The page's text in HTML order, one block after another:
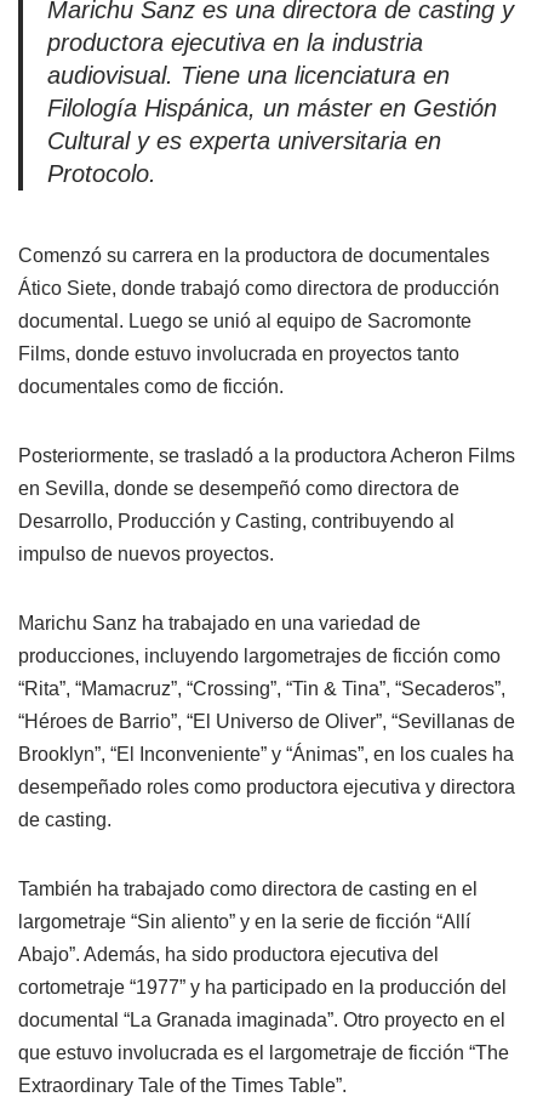
Marichu Sanz es una directora de casting y
productora ejecutiva en la industria
audiovisual. Tiene una licenciatura en
Filología Hispánica, un máster en Gestión
Cultural y es experta universitaria en
Protocolo.
Comenzó su carrera en la productora de documentales
Ático Siete, donde trabajó como directora de producción
documental. Luego se unió al equipo de Sacromonte
Films, donde estuvo involucrada en proyectos tanto
documentales como de ficción.
Posteriormente, se trasladó a la productora Acheron Films
en Sevilla, donde se desempeñó como directora de
Desarrollo, Producción y Casting, contribuyendo al
impulso de nuevos proyectos.
Marichu Sanz ha trabajado en una variedad de
producciones, incluyendo largometrajes de ficción como
“Rita”, “Mamacruz”, “Crossing”, “Tin & Tina”, “Secaderos”,
“Héroes de Barrio”, “El Universo de Oliver”, “Sevillanas de
Brooklyn”, “El Inconveniente” y “Ánimas”, en los cuales ha
desempeñado roles como productora ejecutiva y directora
de casting.
También ha trabajado como directora de casting en el
largometraje “Sin aliento” y en la serie de ficción “Allí
Abajo”. Además, ha sido productora ejecutiva del
cortometraje “1977” y ha participado en la producción del
documental “La Granada imaginada”. Otro proyecto en el
que estuvo involucrada es el largometraje de ficción “The
Extraordinary Tale of the Times Table”.